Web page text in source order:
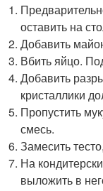
оставить на
Добавить
Вбить яйцо.
Добавить
кристаллики
Пропустить
смесь.
Замесить
На
выложить в